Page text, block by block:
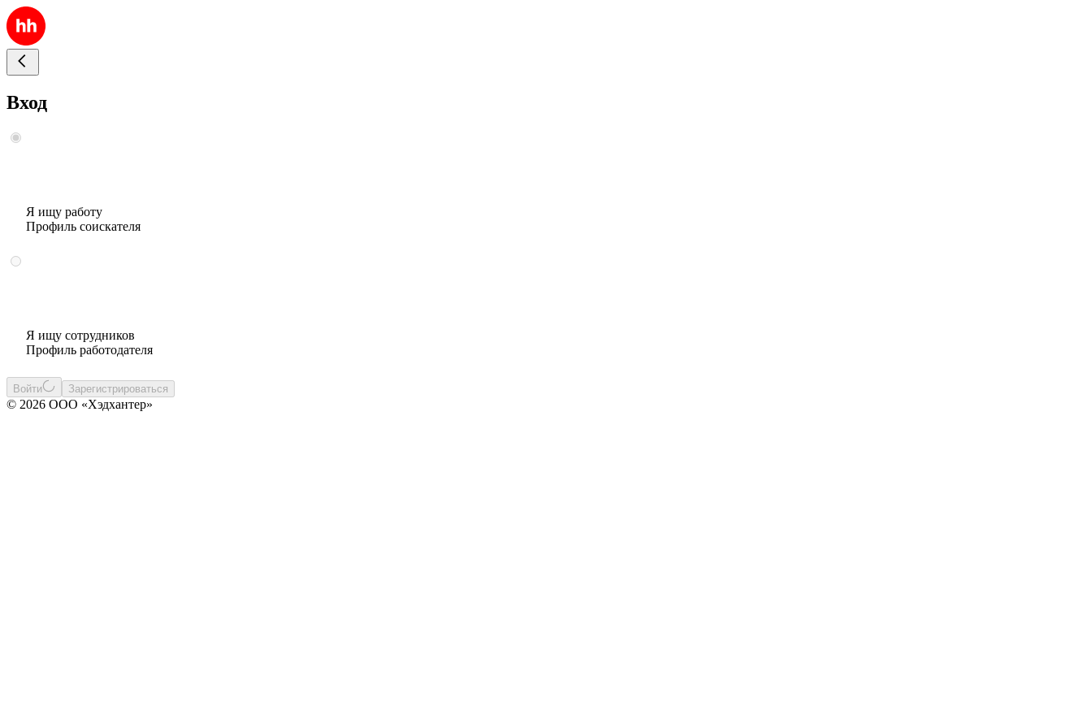
Вход
Я ищу работу
Профиль соискателя
Я ищу сотрудников
Профиль работодателя
Войти Зарегистрироваться
© 2026 ООО «Хэдхантер»